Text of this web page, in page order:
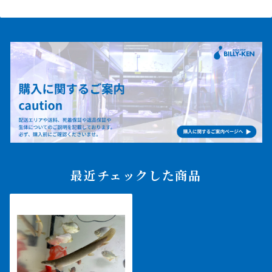
最近チェックした商品